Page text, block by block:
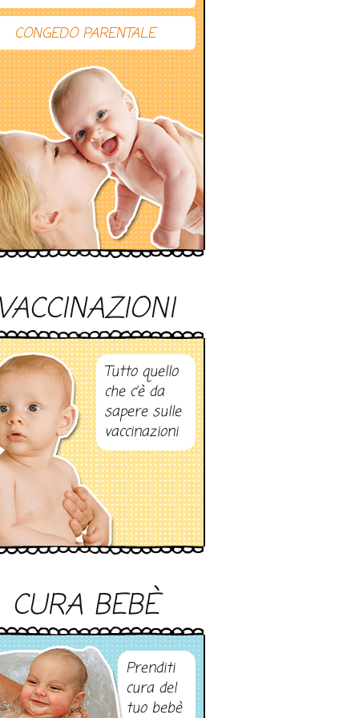
CONGEDO PARENTALE
Tutto quello
che c’è da
sapere sulle
vaccinazioni
CURA BEBÈ
Prenditi
cura del
tuo bebè